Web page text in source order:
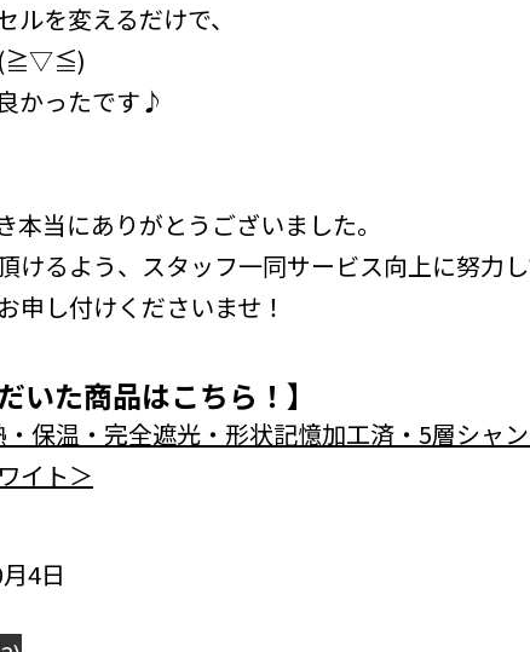
を変えるだけで、
(≧▽≦)
かったです♪
当にありがとうございました。
けるよう、スタッフ一同サービス向上に努力し
申し付けくださいませ！
いた商品はこちら！】
保温・完全遮光・形状記憶加工済・5層シャ
イト＞
4日